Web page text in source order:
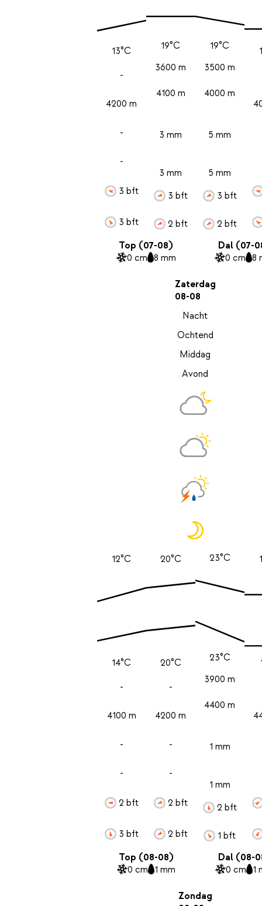
13°C
-
4200 m
-
-
3 bft
3 bft
19°C
3600 m
4100 m
3 mm
3 mm
3 bft
2 bft
19°C
3500 m
4000 m
5 mm
5 mm
3 bft
2 bft
Top (07-08)
0 cm 8 mm
Dal (07-
0 cm 8
Zaterdag
08-08
Nacht
Ochtend
Middag
Avond
12°C
14°C
-
4100 m
-
-
2 bft
3 bft
20°C
20°C
-
4200 m
-
-
2 bft
2 bft
23°C
23°C
3900 m
4400 m
1 mm
1 mm
2 bft
1 bft
Top (08-08)
0 cm 1 mm
Dal (08-
0 cm 1
Zondag